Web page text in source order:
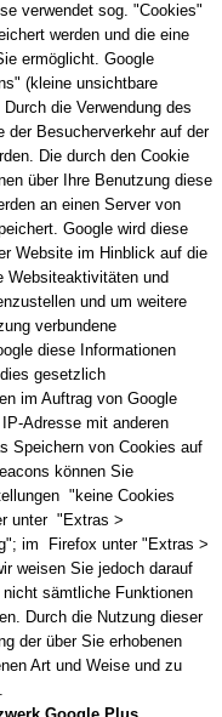
verwendet sog. "Cookies"
werden und die eine
ermöglicht. Google
(kleine unsichtbare
die Verwendung des
Besucherverkehr auf der
Die durch den Cookie
über Ihre Benutzung diese
an einen Server von
Google wird diese
Website im Hinblick auf die
Websiteaktivitäten und
und um weitere
verbundene
diese Informationen
gesetzlich
im Auftrag von Google
Adresse mit anderen
Speichern von Cookies auf
können Sie
"keine Cookies
unter "Extras >
im Firefox unter "Extras >
weisen Sie jedoch darauf
sämtliche Funktionen
Durch die Nutzung dieser
der über Sie erhobenen
Art und Weise und zu